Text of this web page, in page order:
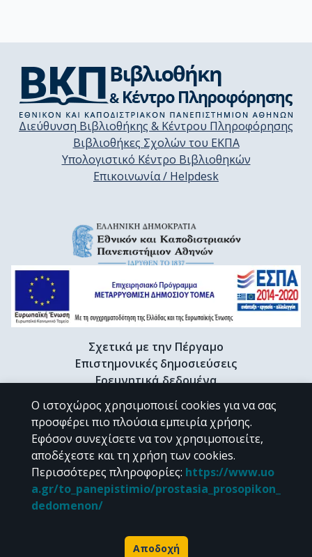
Διεύθυνση Βιβλιοθήκης & Κέντρου Πληροφόρησης
Βιβλιοθήκες Σχολών του ΕΚΠΑ
Υπολογιστικό Κέντρο Βιβλιοθηκών
Επικοινωνία / Helpdesk
Σχετικά με την Πέργαμο
Επιστημονικές δημοσιεύσεις
Ερευνητικά δεδομένα
Διδακτορικές διατριβές & Γκρίζα βιβλιογραφία
Προφίλ Ερευνητή
CC BY-NC 4.0
Εκτός αν αναφέρεται διαφορετικά, το υλικό της "Περγάμου" διατίθεται
Powered by
Ο ιστοχώρος χρησιμοποιεί cookies για να σας
προσφέρει πιο πλούσια εμπειρία χρήσης.
Εφόσον συνεχίσετε να τον χρησιμοποιείτε,
αποδέχεστε και τη χρήση των cookies.
Περισσότερες πληροφορίες: https://www.uo
a.gr/to_panepistimio/prostasia_prosopikon_
dedomenon/
Αποδοχή